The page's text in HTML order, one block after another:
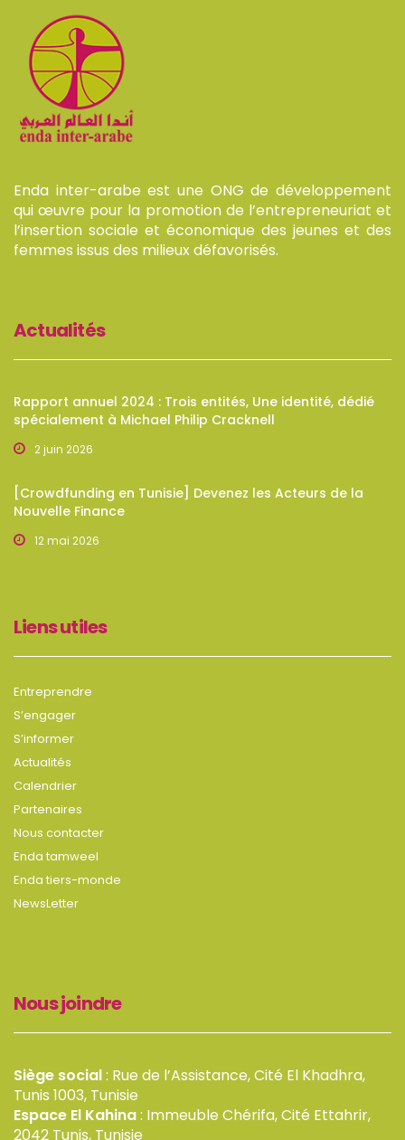
Enda inter-arabe est une ONG de développement
qui œuvre pour la promotion de l’entrepreneuriat et
l’insertion sociale et économique des jeunes et des
femmes issus des milieux défavorisés.
Actualités
Rapport annuel 2024 : Trois entités, Une identité, dédié
spécialement à Michael Philip Cracknell
2 juin 2026
[Crowdfunding en Tunisie] Devenez les Acteurs de la
Nouvelle Finance
12 mai 2026
Liens utiles
Entreprendre
S’engager
S’informer
Actualités
Calendrier
Partenaires
Nous contacter
Enda tamweel
Enda tiers-monde
NewsLetter
Nous joindre
Siège social: Rue de l’Assistance, Cité El Khadhra,
Tunis 1003, Tunisie
Espace El Kahina: Immeuble Chérifa, Cité Ettahrir,
2042 Tunis, Tunisie